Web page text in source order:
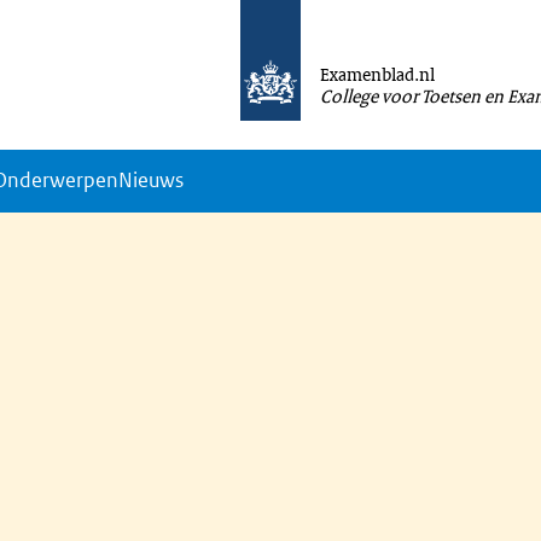
Examenblad.nl
College voor Toetsen en
Nieuws